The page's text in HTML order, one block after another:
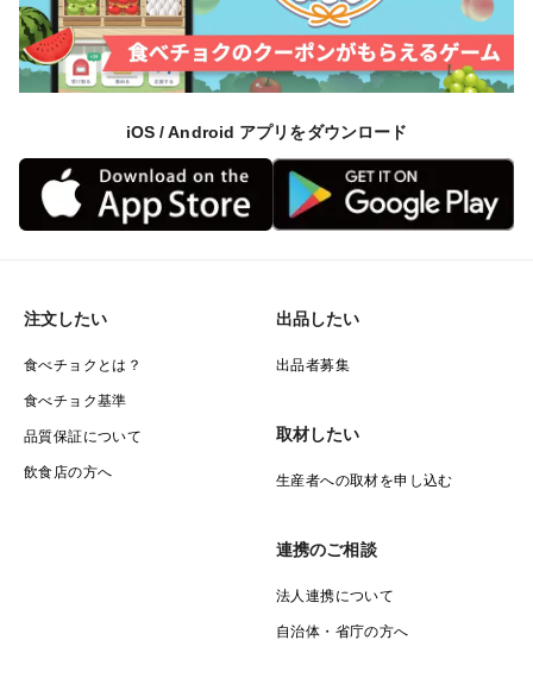
iOS / Android アプリをダウンロード
注文したい
食べチョクとは？
食べチョク基準
品質保証について
飲食店の方へ
出品したい
出品者募集
取材したい
生産者への取材を申し込む
連携のご相談
法人連携について
自治体・省庁の方へ